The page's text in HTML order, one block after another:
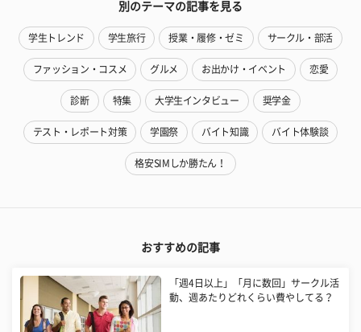
別のテーマの記事を見る
学生トレンド 学生旅行 授業・履修・ゼミ サークル・部活
ファッション・コスメ グルメ お出かけ・イベント 恋愛
診断 特集 大学生インタビュー 奨学金
テスト・レポート対策 学園祭 バイト知識 バイト体験談
格安SIMしか勝たん！
おすすめの記事
「週4日以上」「月に数回」サークル活
動、週あたりどれくらい費やしてる？